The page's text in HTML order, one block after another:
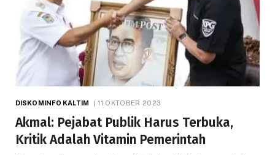
DISKOMINFO KALTIM 11 OKTOBER 2023
Akmal: Pejabat Publik Harus Terbuka,
Kritik Adalah Vitamin Pemerintah